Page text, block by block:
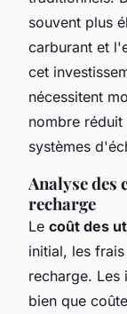
souvent plus
carburant et
cet
nécessitent
nombre
systèmes
Analyse des
recharge
Le coût des
initial, les
recharge. Les
bien que